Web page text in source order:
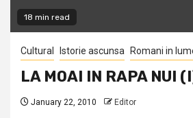
18 min read
Cultural Istorie ascunsa Romani in
LA MOAI IN RAPA NUI
January 22, 2010 Editor